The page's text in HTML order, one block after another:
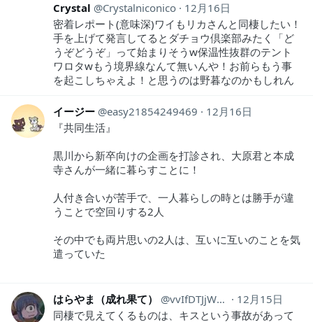
Crystal Crystalniconico
12月16日
密着レポート(意味深)ワイもリカさんと同棲したい！
手を上げて発言してるとダチョウ倶楽部みたく「ど
うぞどうぞ」って始まりそうw保温性抜群のテント
ワロタwもう境界線なんて無いんや！お前らもう事
を起こしちゃえよ！と思うのは野暮なのかもしれん
イージー easy21854249469
12月16日
『共同生活』
黒川から新卒向けの企画を打診され、大原君と本成
寺さんが一緒に暮らすことに！
人付き合いが苦手で、一人暮らしの時とは勝手が違
うことで空回りする2人
その中でも両片思いの2人は、互いに互いのことを気
遣っていた
はらやま（成れ果て） vvIfDTJjWpfhG9F
12月15日
同棲で見えてくるものは、キスという事故があって